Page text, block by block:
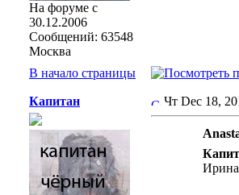
На форуме с
30.12.2006
Сообщений: 63548
Москва
В начало страницы
Капитан Чт Dec 18,